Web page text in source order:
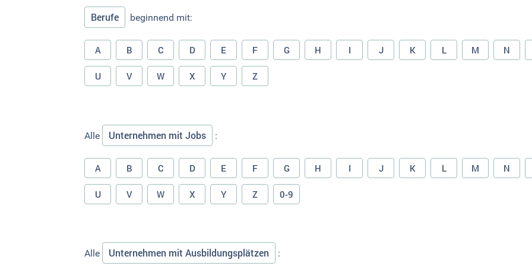
Berufe beginnend mit:
A B C D E F G H I J K L M N
U V W X Y Z
Alle Unternehmen mit Jobs :
A B C D E F G H I J K L M N
U V W X Y Z 0-9
Alle Unternehmen mit Ausbildungsplätzen :